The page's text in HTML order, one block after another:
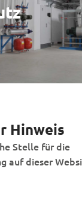
Hinweis
Stelle für die
auf dieser